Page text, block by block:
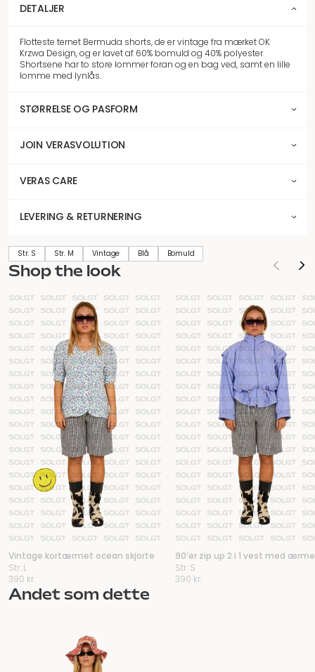
DETALJER
Flotteste ternet Bermuda shorts, de er vintage fra mærket OK
Krzwa Design, og er lavet af 60% bomuld og 40% polyester.
Shortsene har to store lommer foran og en bag ved, samt en lille
lomme med lynlås.
STØRRELSE OG PASFORM
JOIN VERASVOLUTION
VERAS CARE
LEVERING & RETURNERING
Str. S Str. M Vintage Blå Bomuld
Shop the look
Vintage kortærmet ocean skjorte
Str. L
390 kr.
90’er zip up 2 i 1 vest med
Str. S
390 kr.
Andet som dette